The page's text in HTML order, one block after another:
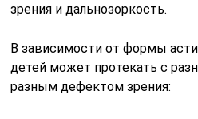
зрения и дальнозоркость.
В зависимости от формы
детей может протекать с
разным дефектом зрения: